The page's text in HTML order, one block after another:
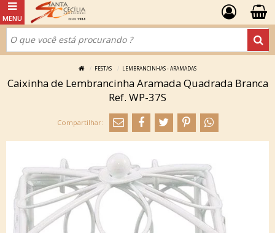
FESTAS LEMBRANCINHAS - ARAMADAS
Caixinha de Lembrancinha Aramada Quadrada Branca
Ref. WP-37S